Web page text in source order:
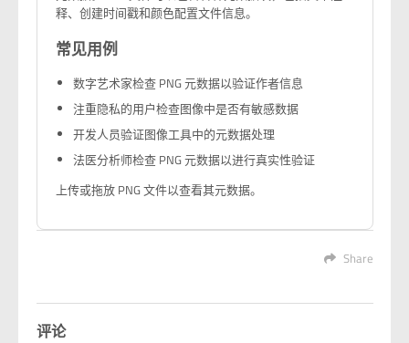
释、创建时间戳和颜色配置文件信息。
常见用例
数字艺术家检查 PNG 元数据以验证作者信息
注重隐私的用户检查图像中是否有敏感数据
开发人员验证图像工具中的元数据处理
法医分析师检查 PNG 元数据以进行真实性验证
上传或拖放 PNG 文件以查看其元数据。
Share
评论